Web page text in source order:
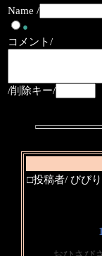
Name /
●
コメント/
/削除キー/
□投稿者/ びび